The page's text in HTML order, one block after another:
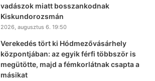
vadászok miatt bosszankodnak
Kiskundorozsmán
2026, augusztus 6. 19:50
Verekedés tört ki Hódmezővásárhely
központjában: az egyik férfi többször is
megütötte, majd a fémkorlátnak csapta a
másikat